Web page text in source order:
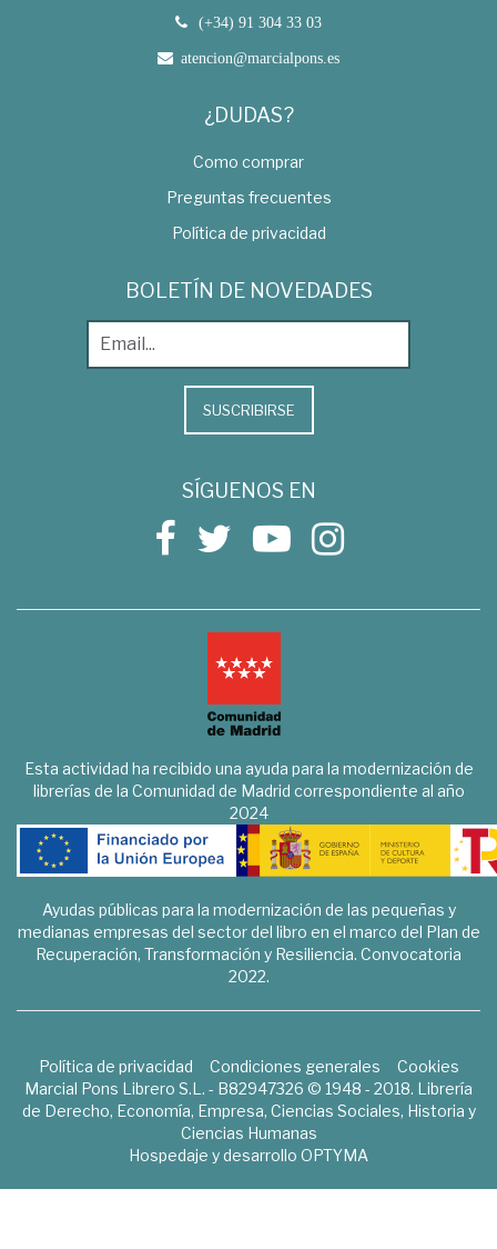
(+34) 91 304 33 03
atencion@marcialpons.es
¿DUDAS?
Como comprar
Preguntas frecuentes
Política de privacidad
BOLETÍN DE NOVEDADES
SUSCRIBIRSE
SÍGUENOS EN
Esta actividad ha recibido una ayuda para la modernización de
librerías de la Comunidad de Madrid correspondiente al año
2024
Ayudas públicas para la modernización de las pequeñas y
medianas empresas del sector del libro en el marco del Plan de
Recuperación, Transformación y Resiliencia. Convocatoria
2022.
Política de privacidad Condiciones generales
Cookies
Marcial Pons Librero S.L. - B82947326 © 1948 - 2018. Librería
de Derecho, Economía, Empresa, Ciencias Sociales, Historia y
Ciencias Humanas
Hospedaje y desarrollo OPTYMA